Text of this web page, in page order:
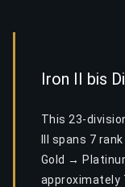
Iron II bis
This 23-
III spans 7
Gold →
approximately